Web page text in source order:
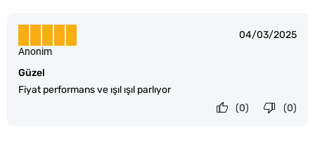
04/03/2025
Güzel
Fiyat performans ve ışıl ışıl parlıyor
Anonim
(0)
(0)